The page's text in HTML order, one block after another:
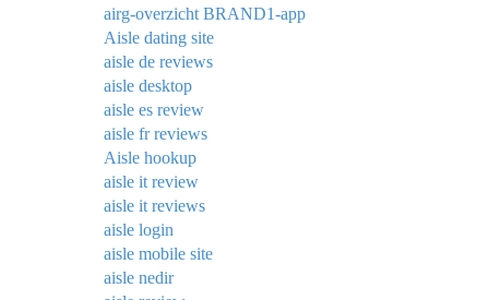
airg-overzicht BRAND1-app
Aisle dating site
aisle de reviews
aisle desktop
aisle es review
aisle fr reviews
Aisle hookup
aisle it review
aisle it reviews
aisle login
aisle mobile site
aisle nedir